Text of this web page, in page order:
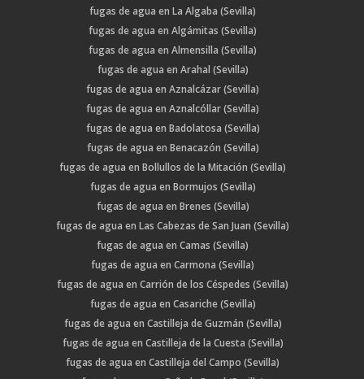
fugas de agua en La Algaba (Sevilla)
fugas de agua en Algámitas (Sevilla)
fugas de agua en Almensilla (Sevilla)
fugas de agua en Arahal (Sevilla)
fugas de agua en Aznalcázar (Sevilla)
fugas de agua en Aznalcóllar (Sevilla)
fugas de agua en Badolatosa (Sevilla)
fugas de agua en Benacazón (Sevilla)
fugas de agua en Bollullos de la Mitación (Sevilla)
fugas de agua en Bormujos (Sevilla)
fugas de agua en Brenes (Sevilla)
fugas de agua en Las Cabezas de San Juan (Sevilla)
fugas de agua en Camas (Sevilla)
fugas de agua en Carmona (Sevilla)
fugas de agua en Carrión de los Céspedes (Sevilla)
fugas de agua en Casariche (Sevilla)
fugas de agua en Castilleja de Guzmán (Sevilla)
fugas de agua en Castilleja de la Cuesta (Sevilla)
fugas de agua en Castilleja del Campo (Sevilla)